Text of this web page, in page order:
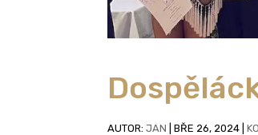
AUTOR:JAN |BŘE 26, 2024 |